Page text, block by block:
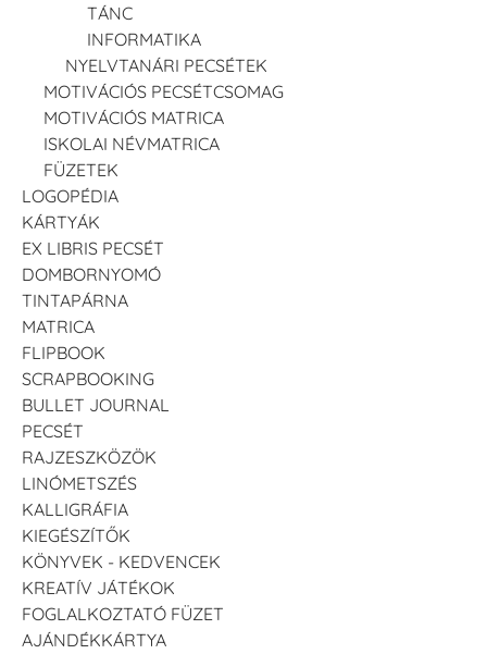
TÁNC
INFORMATIKA
NYELVTANÁRI PECSÉTEK
MOTIVÁCIÓS PECSÉTCSOMAG
MOTIVÁCIÓS MATRICA
ISKOLAI NÉVMATRICA
FÜZETEK
LOGOPÉDIA
KÁRTYÁK
EX LIBRIS PECSÉT
DOMBORNYOMÓ
TINTAPÁRNA
MATRICA
FLIPBOOK
SCRAPBOOKING
BULLET JOURNAL
PECSÉT
RAJZESZKÖZÖK
LINÓMETSZÉS
KALLIGRÁFIA
KIEGÉSZÍTŐK
KÖNYVEK - KEDVENCEK
KREATÍV JÁTÉKOK
FOGLALKOZTATÓ FÜZET
AJÁNDÉKKÁRTYA